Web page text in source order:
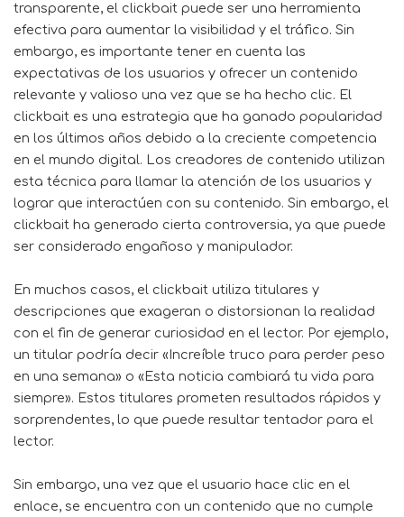
transparente, el clickbait puede ser una herramienta
efectiva para aumentar la visibilidad y el tráfico. Sin
embargo, es importante tener en cuenta las
expectativas de los usuarios y ofrecer un contenido
relevante y valioso una vez que se ha hecho clic. El
clickbait es una estrategia que ha ganado popularidad
en los últimos años debido a la creciente competencia
en el mundo digital. Los creadores de contenido utilizan
esta técnica para llamar la atención de los usuarios y
lograr que interactúen con su contenido. Sin embargo, el
clickbait ha generado cierta controversia, ya que puede
ser considerado engañoso y manipulador.
En muchos casos, el clickbait utiliza titulares y
descripciones que exageran o distorsionan la realidad
con el fin de generar curiosidad en el lector. Por ejemplo,
un titular podría decir «Increíble truco para perder peso
en una semana» o «Esta noticia cambiará tu vida para
siempre». Estos titulares prometen resultados rápidos y
sorprendentes, lo que puede resultar tentador para el
lector.
Sin embargo, una vez que el usuario hace clic en el
enlace, se encuentra con un contenido que no cumple